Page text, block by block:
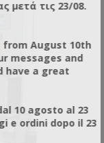
ενώ
σύσφιξης ή
). Για
,
φ40-
μετά τις 23/08.
from August 10th
messages and
have a great
10 agosto al 23
e ordini dopo il 23